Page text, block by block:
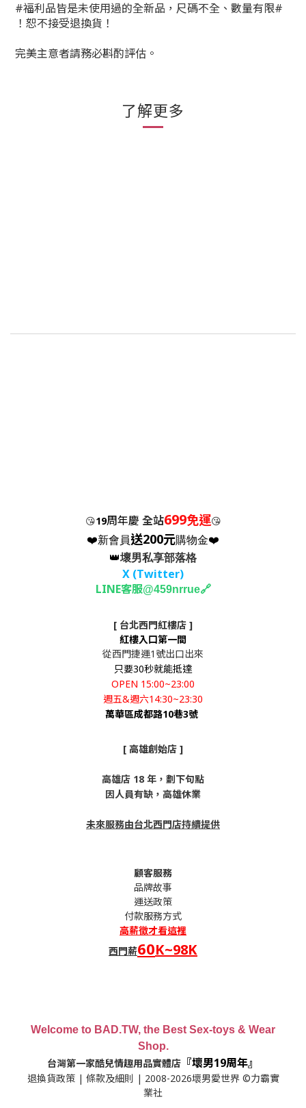
#福利品皆是未使用過的全新品，尺碼不全、數量有限#
！恕不接受退換貨！
完美主意者請務必斟酌評估。
了解更多
😘19周年慶 全站699免運😘
❤️新會員送200元購物金❤️
👑壞男私享部落格
X (Twitter)
LINE客服@459nrrue🔗
[ 台北西門紅樓店 ]
紅樓入口第一間
從西門捷運1號出口出來
只要30秒就能抵達
OPEN 15:00~23:00
週五&週六14:30~23:30
萬華區成都路10巷3號
[ 高雄創始店 ]
高雄店 18 年，劃下句點
因人員有缺，高雄休業
未來服務由台北西門店持續提供
顧客服務
品牌故事
運送政策
付款服務方式
高薪徵才看這裡
西門薪60K~98K
Welcome to BAD.TW, the Best Sex-toys & Wear
Shop.
台灣第一家酷兒情趣用品實體店 『壞男19周年』
退換貨政策| 條款及細則 | 2008-2026壞男愛世界 ©力霸實
業社